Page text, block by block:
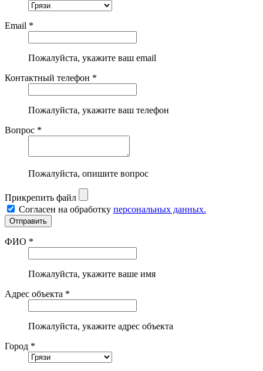
Email *
Пожалуйста, укажите ваш email
Контактный телефон *
Пожалуйста, укажите ваш телефон
Вопрос *
Пожалуйста, опишите вопрос
Прикрепить файл
Согласен на обработку персональных данных.
ФИО *
Пожалуйста, укажите ваше имя
Адрес объекта *
Пожалуйста, укажите адрес объекта
Город *